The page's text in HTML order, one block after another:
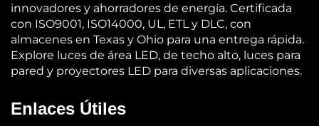
innovadores y ahorradores de energía. Certificada
con ISO9001, ISO14000, UL, ETL y DLC, con
almacenes en Texas y Ohio para una entrega rápida.
Explore luces de área LED, de techo alto, luces para
pared y proyectores LED para diversas aplicaciones.
Enlaces Útiles